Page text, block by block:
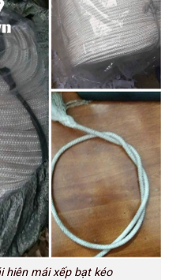
hiên mái xếp bạt kéo